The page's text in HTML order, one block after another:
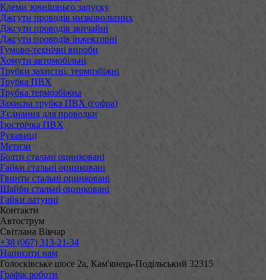
Клеми зовнішньго запуску
Джгути проводів низковольтних
Джгути проводів звичайні
Джгути проводів інжекторні
Гумово-технічні вироби
Хомути автомобільні
Трубки захистні, термозбіжні
Трубка ПВХ
Трубка термозбіжна
Захисна трубка ПВХ (гофра)
З'єднання для проводки
Ізострічка ПВХ
Рукавиці
Метизи
Болти стальні оцинковані
Гайки стальні оцинковані
Гвинти стальні оцинковані
Шайби стальні оцинковані
Гайки латунні
Контакти
Автострум
Світлана Вівчар
+38 (067) 313-21-34
Написати нам
Голосківське шосе 2а, Кам'янець-Подільський 32315
Графік роботи